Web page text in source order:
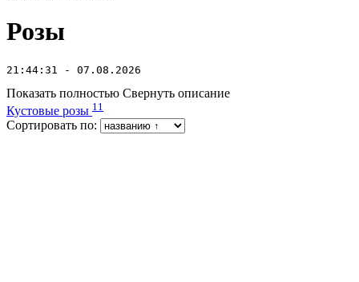
Розы
21:44:31 - 07.08.2026
Показать полностью Свернуть описание
Кустовые розы 11
Сортировать по: